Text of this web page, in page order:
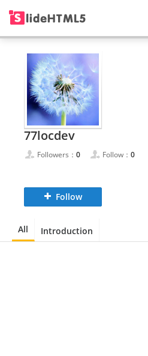
77locdev
Followers： 0 Follow： 0
Follow
All Introduction